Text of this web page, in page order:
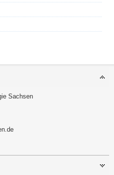
Sachsen